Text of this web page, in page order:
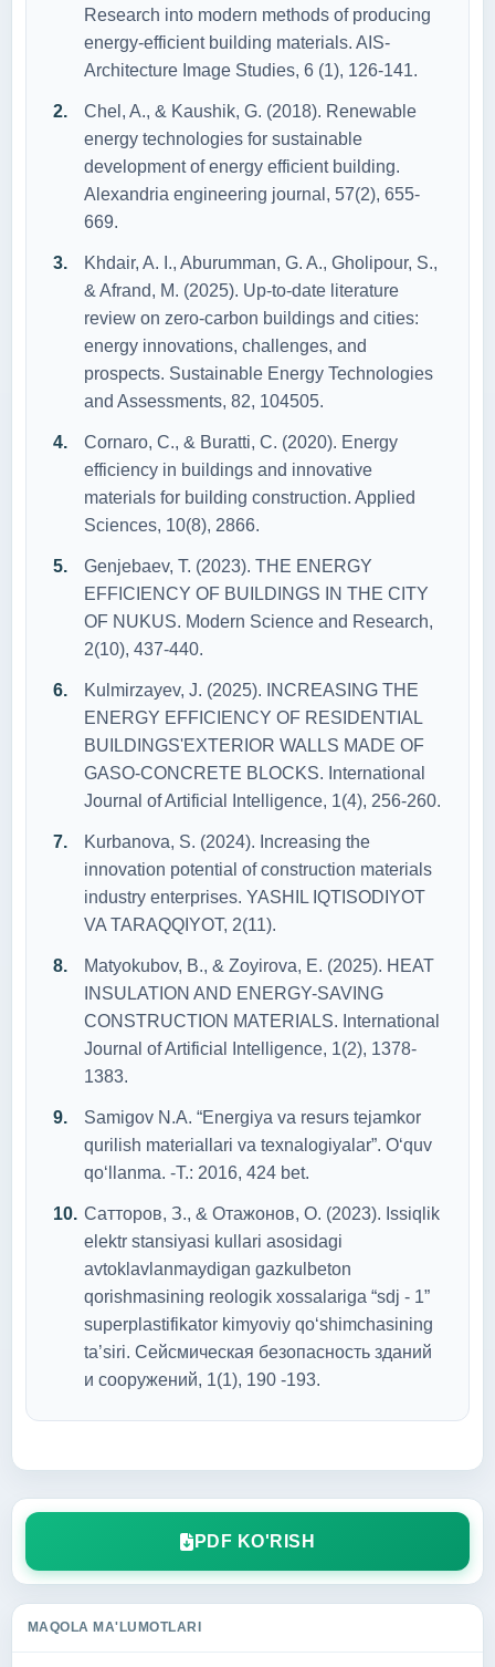
Research into modern methods of producing
energy-efficient building materials. AIS-
Architecture Image Studies, 6 (1), 126-141.
Chel, A., & Kaushik, G. (2018). Renewable
energy technologies for sustainable
development of energy efficient building.
Alexandria engineering journal, 57(2), 655-
669.
Khdair, A. I., Aburumman, G. A., Gholipour, S.,
& Afrand, M. (2025). Up-to-date literature
review on zero-carbon buildings and cities:
energy innovations, challenges, and
prospects. Sustainable Energy Technologies
and Assessments, 82, 104505.
Cornaro, C., & Buratti, C. (2020). Energy
efficiency in buildings and innovative
materials for building construction. Applied
Sciences, 10(8), 2866.
Genjebaev, T. (2023). THE ENERGY
EFFICIENCY OF BUILDINGS IN THE CITY
OF NUKUS. Modern Science and Research,
2(10), 437-440.
Kulmirzayev, J. (2025). INCREASING THE
ENERGY EFFICIENCY OF RESIDENTIAL
BUILDINGS'EXTERIOR WALLS MADE OF
GASO-CONCRETE BLOCKS. International
Journal of Artificial Intelligence, 1(4), 256-260.
Kurbanova, S. (2024). Increasing the
innovation potential of construction materials
industry enterprises. YASHIL IQTISODIYOT
VA TARAQQIYOT, 2(11).
Matyokubov, B., & Zoyirova, E. (2025). HEAT
INSULATION AND ENERGY-SAVING
CONSTRUCTION MATERIALS. International
Journal of Artificial Intelligence, 1(2), 1378-
1383.
Samigov N.A. “Energiya va resurs tejamkor
qurilish materiallari va texnalogiyalar”. O‘quv
qo‘llanma. -T.: 2016, 424 bet.
Сатторов, З., & Отажонов, О. (2023). Issiqlik
elektr stansiyasi kullari asosidagi
avtoklavlanmaydigan gazkulbeton
qorishmasining reologik xossalariga “sdj - 1”
superplastifikator kimyoviy qo‘shimchasining
ta’siri. Сейсмическая безопасность зданий
и сооружений, 1(1), 190 -193.
PDF KO'RISH
MAQOLA MA'LUMOTLARI